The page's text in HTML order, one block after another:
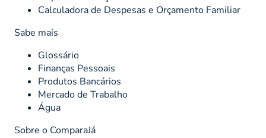
Calculadora de Despesas e Orçamento Familiar
Sabe mais
Glossário
Finanças Pessoais
Produtos Bancários
Mercado de Trabalho
Água
Sobre o ComparaJá